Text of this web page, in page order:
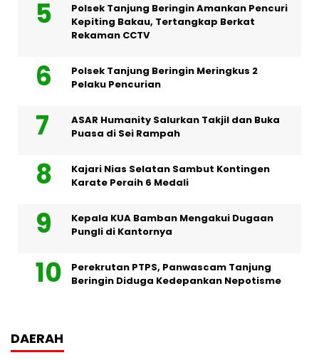
Polsek Tanjung Beringin Amankan Pencuri
Kepiting Bakau, Tertangkap Berkat
Rekaman CCTV
Polsek Tanjung Beringin Meringkus 2
Pelaku Pencurian
ASAR Humanity Salurkan Takjil dan Buka
Puasa di Sei Rampah
Kajari Nias Selatan Sambut Kontingen
Karate Peraih 6 Medali
Kepala KUA Bamban Mengakui Dugaan
Pungli di Kantornya
Perekrutan PTPS, Panwascam Tanjung
Beringin Diduga Kedepankan Nepotisme
DAERAH